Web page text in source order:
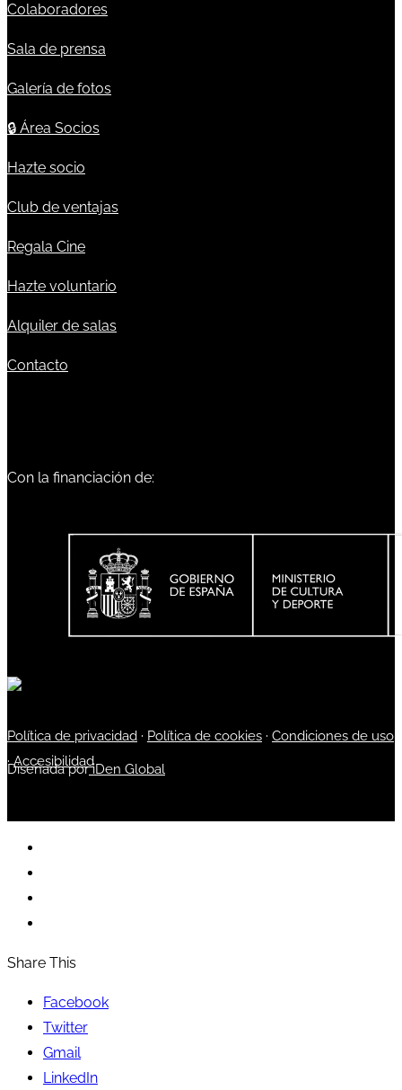
Colaboradores
Sala de prensa
Galería de fotos
🔒 Área Socios
Hazte socio
Club de ventajas
Regala Cine
Hazte voluntario
Alquiler de salas
Contacto
Con la financiación de:
Política de privacidad · Política de cookies · Condiciones de uso
·Accesibilidad
Diseñada poriDen Global
Share This
Facebook
Twitter
Gmail
LinkedIn